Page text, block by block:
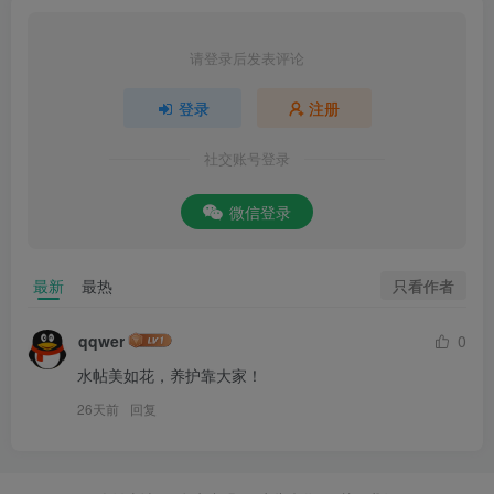
请登录后发表评论
登录 注册
社交账号登录
微信登录
最新 最热 只看作者
qqwer
0
水帖美如花，养护靠大家！
26天前 回复